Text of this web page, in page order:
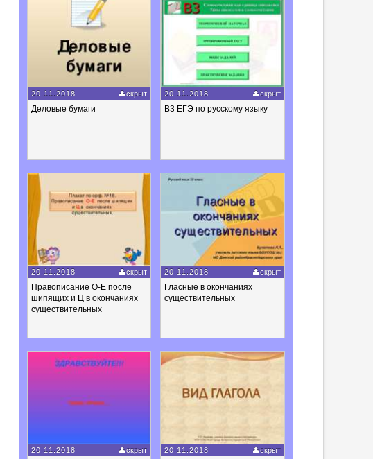
20.11.2018 скрыт
Деловые бумаги
20.11.2018 скрыт
В3 ЕГЭ по русскому языку
20.11.2018 скрыт
Правописание О-Е после
шипящих и Ц в окончаниях
существительных
20.11.2018 скрыт
Гласные в окончаниях
существительных
20.11.2018 скрыт 20.11.2018 скрыт